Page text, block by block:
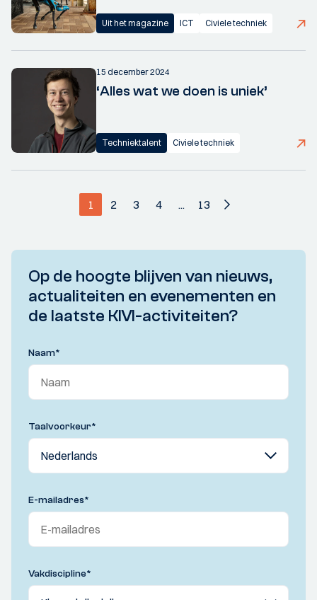
Uit het magazine ICT Civiele techniek
15 december 2024
‘Alles wat we doen is uniek’
Techniektalent Civiele techniek
1 2 3 4 ... 13
Op de hoogte blijven van nieuws,
actualiteiten en evenementen en
de laatste KIVI-activiteiten?
Naam*
Taalvoorkeur*
E-mailadres*
Vakdiscipline*